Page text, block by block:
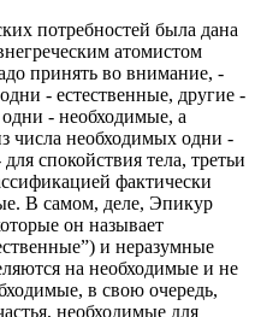
потребностей была дана
атомистом
принять во внимание, -
- естественные, другие -
- необходимые, а
числа необходимых одни -
спокойствия тела, третьи
фактически
В самом, деле, Эпикур
он называет
и неразумные
на необходимые и не
в свою очередь,
необходимые для